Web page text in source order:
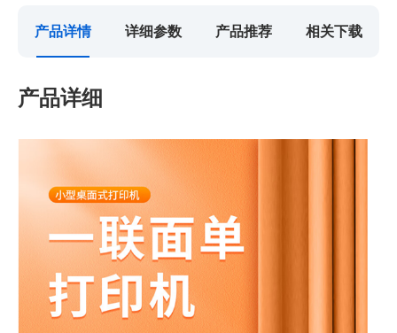
产品详情 详细参数 产品推荐 相关下载
产品详细